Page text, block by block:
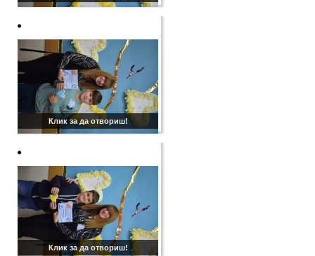
Клик за да отвориш!
Клик за да отвориш!